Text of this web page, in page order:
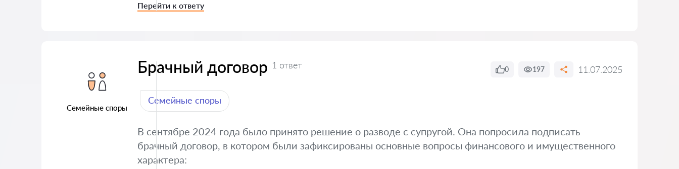
Перейти к ответу
Семейные споры
Брачный договор 1 ответ 0 197 11.07.2025
Семейные споры
В сентябре 2024 года было принято решение о разводе с супругой. Она попросила подписать
брачный договор, в котором были зафиксированы основные вопросы финансового и имущественного
характера: